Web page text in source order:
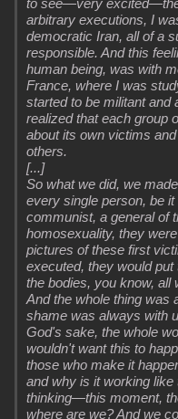
to see—very
arbitrary executions, I
democratic Iran, all of a
responsible. And this
human being, was with
France, where I was
started to be militant and
realized that each group
about its own victims
others.
[...]
So what we did, we
every single person, be
communist, a general of
homosexuality, they
pictures of these first
executed, they would
the bodies, you know, all
And the whole thing was
shame was always with
God's sake, the whole
wouldn't want this to
those who make it
and why is it working
thinking—this moment,
where are we? And we